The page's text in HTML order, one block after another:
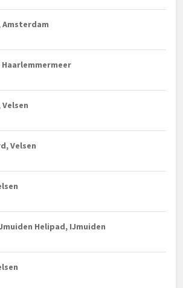
Velsen
Helipad, IJmuiden